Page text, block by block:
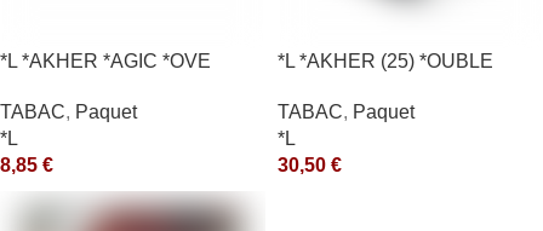
*L *AKHER *AGIC *OVE
TABAC, Paquet
*L
8,85 €
*L *AKHER (25) *OUBLE
TABAC, Paquet
*L
30,50 €